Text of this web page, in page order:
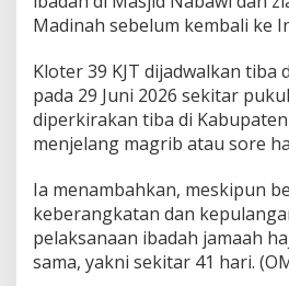
Madinah sebelum kembali ke
Kloter 39 KJT dijadwalkan tiba
pada 29 Juni 2026 sekitar
diperkirakan tiba di
menjelang magrib atau sore
Ia menambahkan, meskipun
keberangkatan dan
pelaksanaan ibadah jamaah
sama, yakni sekitar 41 hari.